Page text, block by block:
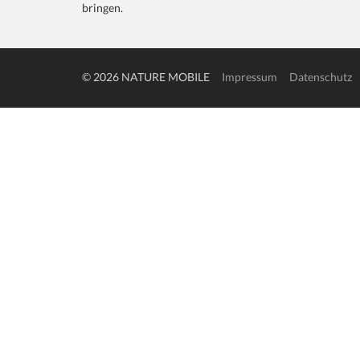
bringen.
© 2026 NATURE MOBILE Impressum Datenschutz